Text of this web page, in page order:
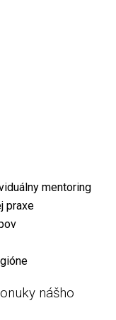
mentoring
praxe
nášho